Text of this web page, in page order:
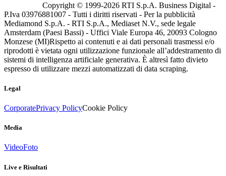
Copyright © 1999-2026 RTI S.p.A. Business Digital -
P.Iva 03976881007 - Tutti i diritti riservati - Per la pubblicità
Mediamond S.p.A. - RTI S.p.A., Mediaset N.V., sede legale
Amsterdam (Paesi Bassi) - Uffici Viale Europa 46, 20093 Cologno
Monzese (MI)Rispetto ai contenuti e ai dati personali trasmessi e/o
riprodotti è vietata ogni utilizzazione funzionale all’addestramento di
sistemi di intelligenza artificiale generativa. È altresì fatto divieto
espresso di utilizzare mezzi automatizzati di data scraping.
Legal
CorporatePrivacy PolicyCookie Policy
Media
VideoFoto
Live e Risultati